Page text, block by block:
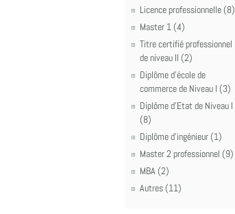
Licence professionnelle (8)
Master 1 (4)
Titre certifié professionnel
de niveau II (2)
Diplôme d'école de
commerce de Niveau I (3)
Diplôme d'Etat de Niveau I
(8)
Diplôme d'ingénieur (1)
Master 2 professionnel (9)
MBA (2)
Autres (11)